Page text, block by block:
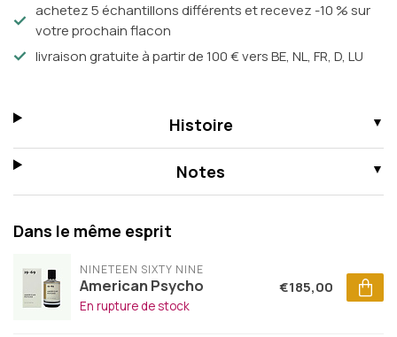
achetez 5 échantillons différents et recevez -10 % sur
votre prochain flacon
livraison gratuite à partir de 100 € vers BE, NL, FR, D, LU
Histoire
Notes
Dans le même esprit
NINETEEN SIXTY NINE
American Psycho
En rupture de stock
€185,00